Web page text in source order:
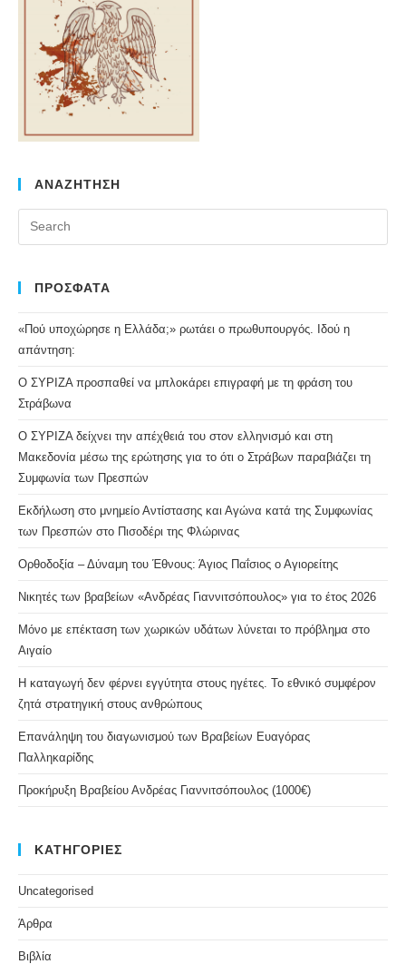
ΑΝΑΖΗΤΗΣΗ
ΠΡΟΣΦΑΤΑ
«Πού υποχώρησε η Ελλάδα;» ρωτάει ο πρωθυπουργός. Ιδού η
απάντηση:
Ο ΣΥΡΙΖΑ προσπαθεί να μπλοκάρει επιγραφή με τη φράση του
Στράβωνα
Ο ΣΥΡΙΖΑ δείχνει την απέχθειά του στον ελληνισμό και στη
Μακεδονία μέσω της ερώτησης για το ότι ο Στράβων παραβιάζει τη
Συμφωνία των Πρεσπών
Εκδήλωση στο μνημείο Αντίστασης και Αγώνα κατά της Συμφωνίας
των Πρεσπών στο Πισοδέρι της Φλώρινας
Ορθοδοξία – Δύναμη του Έθνους: Άγιος Παΐσιος ο Αγιορείτης
Νικητές των βραβείων «Ανδρέας Γιαννιτσόπουλος» για το έτος 2026
Μόνο με επέκταση των χωρικών υδάτων λύνεται το πρόβλημα στο
Αιγαίο
Η καταγωγή δεν φέρνει εγγύτητα στους ηγέτες. Το εθνικό συμφέρον
ζητά στρατηγική στους ανθρώπους
Επανάληψη του διαγωνισμού των Βραβείων Ευαγόρας
Παλληκαρίδης
Προκήρυξη Βραβείου Ανδρέας Γιαννιτσόπουλος (1000€)
ΚΑΤΗΓΟΡΙΕΣ
Uncategorised
Άρθρα
Βιβλία